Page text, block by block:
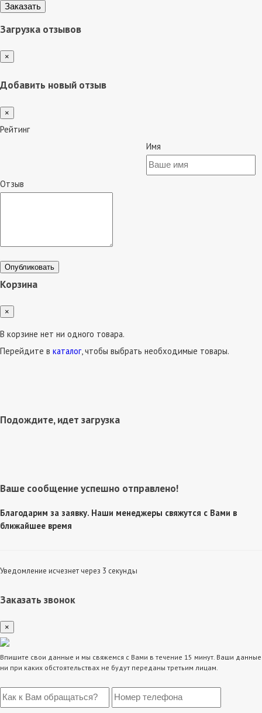
Загрузка отзывов
×
Добавить новый отзыв
×
Рейтинг
Имя
Отзыв
Опубликовать
Корзина
×
В корзине нет ни одного товара.
Перейдите в каталог, чтобы выбрать необходимые товары.
Подождите, идет загрузка
Ваше сообщение успешно отправлено!
Благодарим за заявку. Наши менеджеры свяжутся с Вами в
ближайшее время
Уведомление исчезнет через 3 секунды
Заказать звонок
×
Впишите свои данные и мы свяжемся с Вами в течение 15 минут. Ваши данные
ни при каких обстоятельствах не будут переданы третьим лицам.